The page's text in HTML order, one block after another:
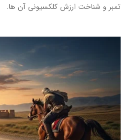
تمبر و شناخت ارزش کلکسیونی آن‌ ها.